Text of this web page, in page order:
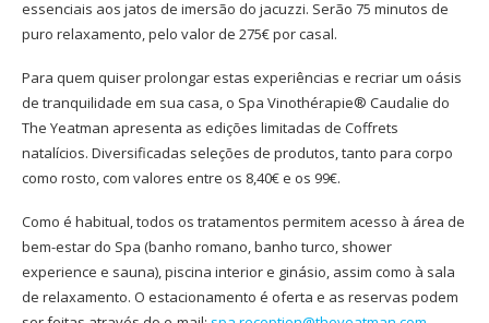
essenciais aos jatos de imersão do jacuzzi. Serão 75 minutos de
puro relaxamento, pelo valor de 275€ por casal.
Para quem quiser prolongar estas experiências e recriar um oásis
de tranquilidade em sua casa, o Spa Vinothérapie® Caudalie do
The Yeatman apresenta as edições limitadas de Coffrets
natalícios. Diversificadas seleções de produtos, tanto para corpo
como rosto, com valores entre os 8,40€ e os 99€.
Como é habitual, todos os tratamentos permitem acesso à área de
bem-estar do Spa (banho romano, banho turco, shower
experience e sauna), piscina interior e ginásio, assim como à sala
de relaxamento. O estacionamento é oferta e as reservas podem